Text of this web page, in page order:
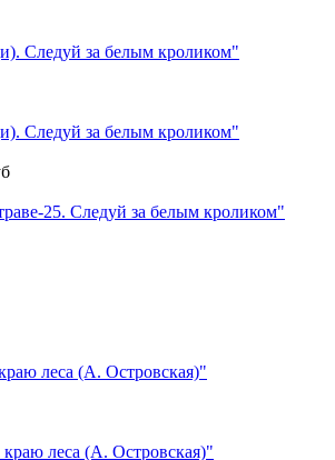
Следуй за белым кроликом"
Следуй за белым кроликом"
25. Следуй за белым кроликом"
леса (А. Островская)"
леса (А. Островская)"